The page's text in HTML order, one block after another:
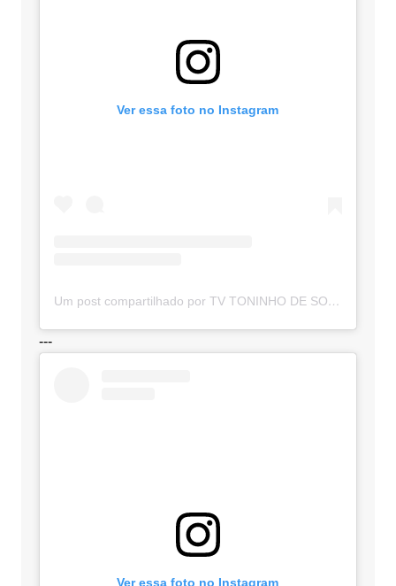
Ver essa foto no Instagram
Um post compartilhado por TV TONINHO DE SOUZA (@toninhodesouzamt)
---
Ver essa foto no Instagram